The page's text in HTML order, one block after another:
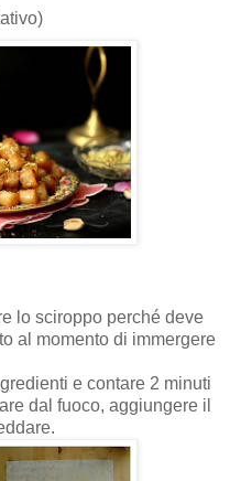
lo sciroppo perché deve
al momento di immergere
e contare 2 minuti
dal fuoco, aggiungere il